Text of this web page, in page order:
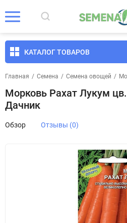
КАТАЛОГ ТОВАРОВ
Главная / Семена / Семена овощей /
Морковь Рахат Лукум
Дачник
Обзор Отзывы (0)